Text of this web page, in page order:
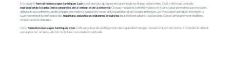
Découvrir laformation massages tantriques Lyon, c’est bien plus qu’apprendre une simple technique de bien‑être. C’est s’offrir une véritable
exploration de la conscience corporelle, de la lenteur, et de la présence. Chaque module de cette formation a été conçu pour permettre aux praticiens,
débutants ou confirmés, de développer une maîtrise du toucher sacré, de la respiration et de l’écoute intérieure. Les massages tantriques enseignés à
Lyon reprennent la profondeur des traditions ancestrales indiennes et taoïstestout en étant adaptés aux besoins d’un accompagnement moderne,
respectueux et structuré.
Cetteformation massages tantriques Lyons’articule autour de quatre grands piliers qui relient énergie, mouvement, et conscience. Ensemble, ils offrent
une approche complète, à la fois technique, sensorielle et spirituelle.